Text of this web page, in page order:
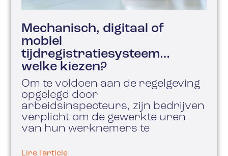
Mechanisch, digitaal of
mobiel
tijdregistratiesysteem…
welke kiezen?
Om te voldoen aan de regelgeving
opgelegd door
arbeidsinspecteurs, zijn bedrijven
verplicht om de gewerkte uren
van hun werknemers te
Lire l'article